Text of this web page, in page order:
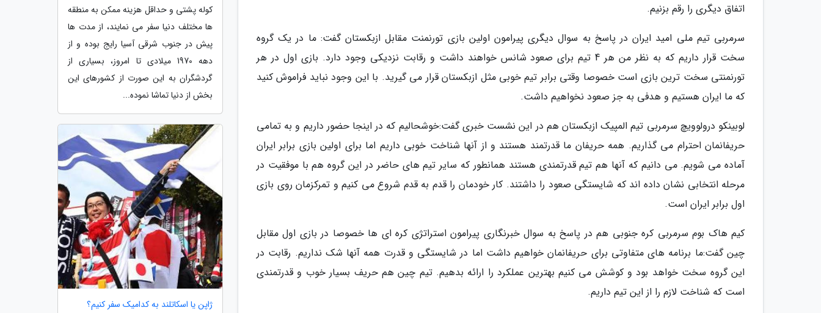
اتفاق دیگری را رقم بزنیم.
سرمربی تیم ملی امید ایران در پاسخ به سوال دیگری پیرامون اولین بازی تورنمنت مقابل ازبکستان گفت: ما در یک گروه
سخت قرار داریم که به نظر من هر 4 تیم برای صعود شانس خواهند داشت و رقابت نزدیکی وجود دارد. بازی اول در هر
تورنمنتی سخت ترین بازی است خصوصا وقتی برابر تیم خوبی مثل ازبکستان قرار می گیرید. با این وجود نباید فراموش کنید
که ما ایران هستیم و هدفی به جز صعود نخواهیم داشت.
لوبینکو درولوویچ سرمربی تیم المپیک ازبکستان هم در این نشست خبری گفت:خوشحالیم که در اینجا حضور داریم و به تمامی
حریفانمان احترام می گذاریم. همه حریفان ما قدرتمند هستند و از آنها شناخت خوبی داریم اما برای اولین بازی برابر ایران
آماده می شویم. می دانیم که آنها هم تیم قدرتمندی هستند همانطور که سایر تیم های حاضر در این گروه هم با موفقیت در
مرحله انتخابی نشان داده اند که شایستگی صعود را داشتند. کار خودمان را قدم به قدم شروع می کنیم و تمرکزمان روی بازی
اول برابر ایران است.
کیم هاک بوم سرمربی کره جنوبی هم در پاسخ به سوال خبرنگاری پیرامون استراتژی کره ای ها خصوصا در بازی اول مقابل
چین گفت:ما برنامه های متفاوتی برای حریفانمان خواهیم داشت اما در شایستگی و قدرت همه آنها شک نداریم. رقابت در
این گروه سخت خواهد بود و کوشش می کنیم بهترین عملکرد را ارائه بدهیم. تیم چین هم حریف بسیار خوب و قدرتمندی
است که شناخت لازم را از این تیم داریم.
کوله پشتی و حداقل هزینه ممکن به منطقه
ها مختلف دنیا سفر می نمایند، از مدت ها
پیش در جنوب شرقی آسیا رایج بوده و از
دهه 1970 میلادی تا امروز، بسیاری از
گردشگران به این صورت از کشورهای این
بخش از دنیا تماشا نموده...
ژاپن یا اسکاتلند به کدامیک سفر کنیم؟